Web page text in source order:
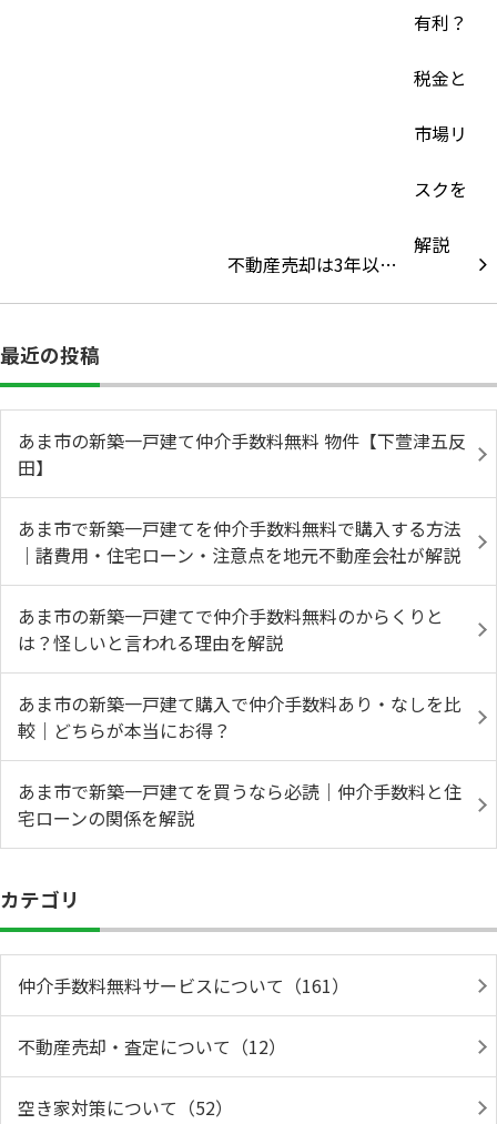
不動産売却は3年以…
最近の投稿
あま市の新築一戸建て仲介手数料無料 物件【下萱津五反
田】
あま市で新築一戸建てを仲介手数料無料で購入する方法
｜諸費用・住宅ローン・注意点を地元不動産会社が解説
あま市の新築一戸建てで仲介手数料無料のからくりと
は？怪しいと言われる理由を解説
あま市の新築一戸建て購入で仲介手数料あり・なしを比
較｜どちらが本当にお得？
あま市で新築一戸建てを買うなら必読｜仲介手数料と住
宅ローンの関係を解説
カテゴリ
仲介手数料無料サービスについて（161）
不動産売却・査定について（12）
空き家対策について（52）